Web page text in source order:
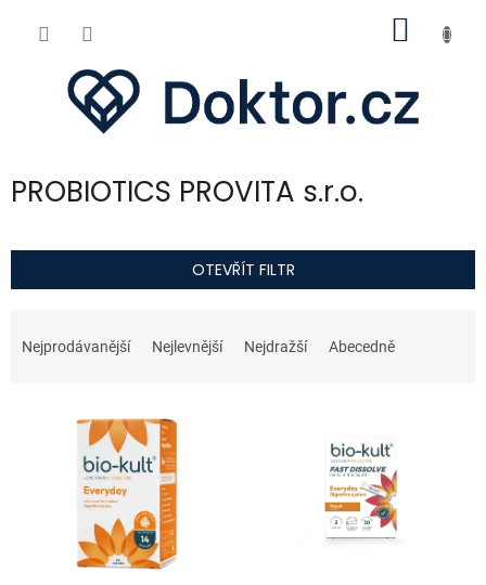
PROBIOTICS PROVITA s.r.o.
OTEVŘÍT FILTR
aNejprodávanější Nejlevnější Nejdražší Abecedně